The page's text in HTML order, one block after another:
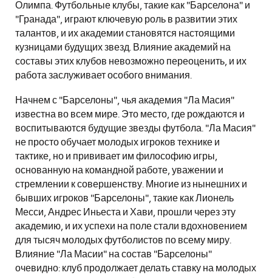
Олимпа. Футбольные клубы, такие как "Барселона" и
"Гранада", играют ключевую роль в развитии этих
талантов, и их академии становятся настоящими
кузницами будущих звезд. Влияние академий на
составы этих клубов невозможно переоценить, и их
работа заслуживает особого внимания.
Начнем с "Барселоны", чья академия "Ла Масия"
известна во всем мире. Это место, где рождаются и
воспитываются будущие звезды футбола. "Ла Масия"
не просто обучает молодых игроков технике и
тактике, но и прививает им философию игры,
основанную на командной работе, уважении и
стремлении к совершенству. Многие из нынешних и
бывших игроков "Барселоны", такие как Лионель
Месси, Андрес Иньеста и Хави, прошли через эту
академию, и их успехи на поле стали вдохновением
для тысяч молодых футболистов по всему миру.
Влияние "Ла Масии" на состав "Барселоны"
очевидно: клуб продолжает делать ставку на молодых